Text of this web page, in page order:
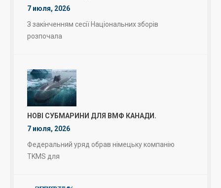
7 июля, 2026
З закінченням сесії Національних зборів
розпочала
НОВІ СУБМАРИНИ ДЛЯ ВМФ КАНАДИ.
7 июля, 2026
Федеральний уряд обрав німецьку компанію
TKMS для